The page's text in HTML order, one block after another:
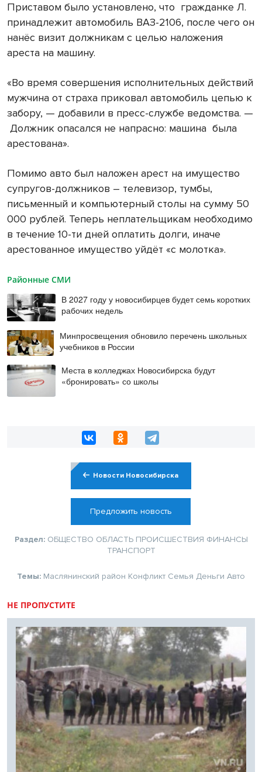
Приставом было установлено, что гражданке Л.
принадлежит автомобиль ВАЗ-2106, после чего он
нанёс визит должникам с целью наложения
ареста на машину.
«Во время совершения исполнительных действий
мужчина от страха приковал автомобиль цепью к
забору, — добавили в пресс-службе ведомства. —
Должник опасался не напрасно: машина была
арестована».
Помимо авто был наложен арест на имущество
супругов-должников – телевизор, тумбы,
письменный и компьютерный столы на сумму 50
000 рублей. Теперь неплательщикам необходимо
в течение 10-ти дней оплатить долги, иначе
арестованное имущество уйдёт «с молотка».
Районные СМИ
В 2027 году у новосибирцев будет семь коротких
рабочих недель
Минпросвещения обновило перечень школьных
учебников в России
Места в колледжах Новосибирска будут
«бронировать» со школы
Новости Новосибирска
Предложить новость
Раздел: ОБЩЕСТВО ОБЛАСТЬ ПРОИСШЕСТВИЯ ФИНАНСЫ
ТРАНСПОРТ
Темы: Маслянинский район Конфликт Семья Деньги Авто
НЕ ПРОПУСТИТЕ